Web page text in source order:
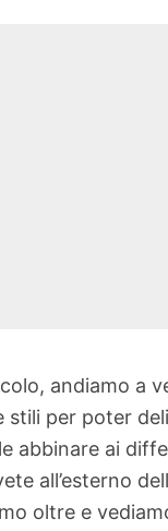
andiamo a
stili per poter
abbinare ai
all’esterno
oltre e